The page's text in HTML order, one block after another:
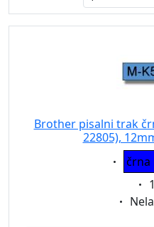
Brother pisalni trak
22805),
črna